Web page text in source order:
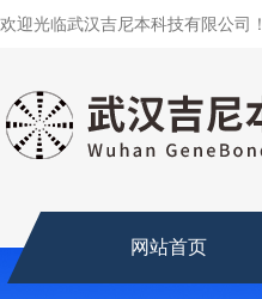
欢迎光临武汉吉尼本科技有限公司！
网站首页